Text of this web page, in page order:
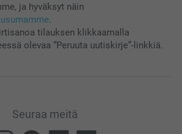
ja hyväksyt näin
.
tilauksen klikkaamalla
olevaa “Peruuta uutiskirje”-linkkiä.
Seuraa meitä